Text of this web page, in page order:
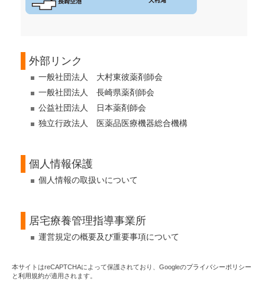
外部リンク
一般社団法人 大村東彼薬剤師会
一般社団法人 長崎県薬剤師会
公益社団法人 日本薬剤師会
独立行政法人 医薬品医療機器総合機構
個人情報保護
個人情報の取扱いについて
居宅療養管理指導事業所
運営規定の概要及び重要事項について
本サイトはreCAPTCHAによって保護されており、Googleのプライバシーポリシー
と利用規約が適用されます。